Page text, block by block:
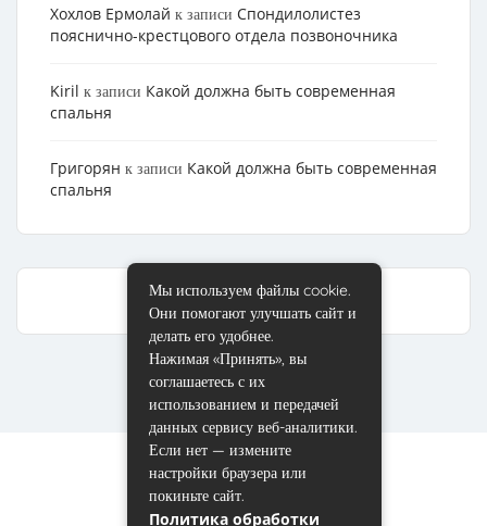
Хохлов Ермолай к записи Cпондилолистез
пояснично-крестцового отдела позвоночника
Kiril к записи Какой должна быть современная
спальня
Григорян к записи Какой должна быть современная
спальня
Мы используем файлы cookie.
Они помогают улучшать сайт и
делать его удобнее.
Нажимая «Принять», вы
соглашаетесь с их
использованием и передачей
данных сервису веб-аналитики.
Если нет — измените
настройки браузера или
покиньте сайт.
Политика обработки